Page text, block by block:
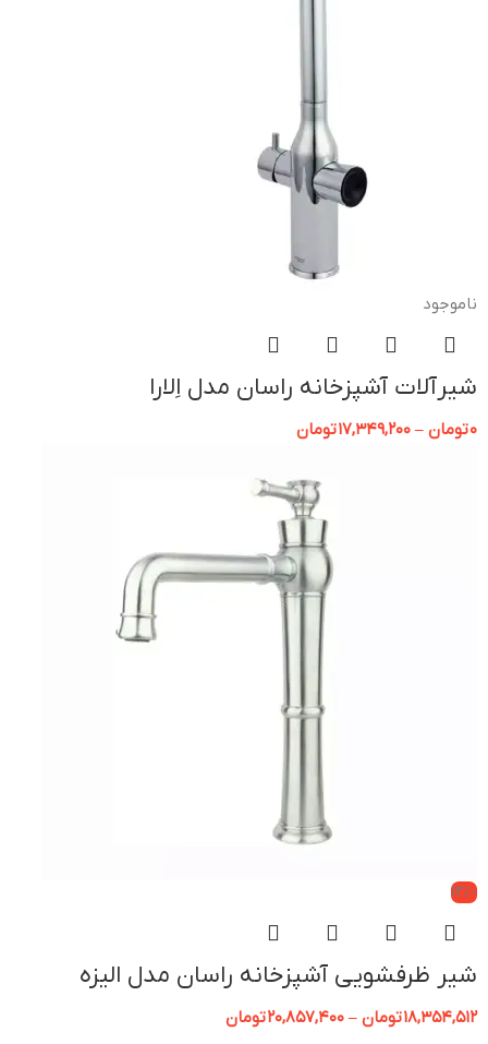
ناموجود
شیرآلات آشپزخانه راسان مدل اِلارا
0تومان –
17,349,200تومان
-12%
شیر ظرفشویی آشپزخانه راسان مدل الیزه
18,354,512تومان –
20,857,400تومان